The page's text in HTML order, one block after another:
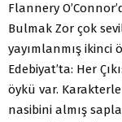
Flannery
Bulmak Zor çok
yayımlanmış ikinci
Edebiyat’ta: Her
öykü var.
nasibini almış